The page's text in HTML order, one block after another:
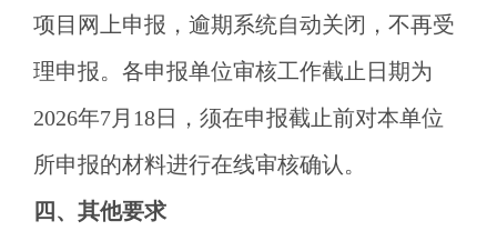
项目网上申报，逾期系统自动关闭，不再受
理申报。各申报单位审核工作截止日期为
2026年7月18日，须在申报截止前对本单位
所申报的材料进行在线审核确认。
四、其他要求